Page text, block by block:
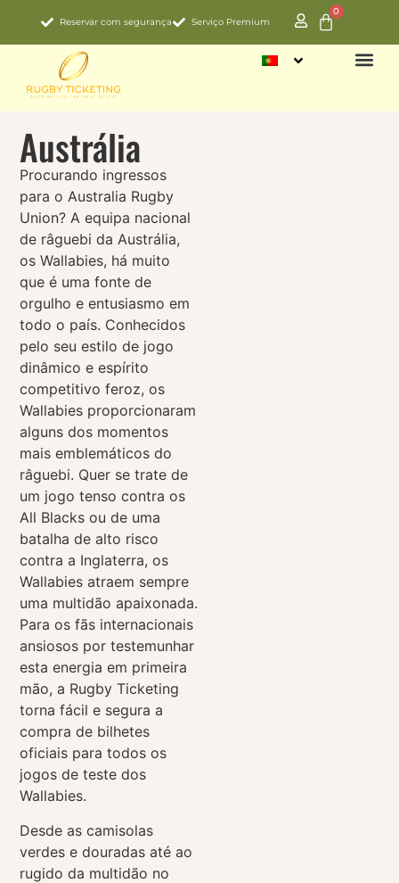
Reservar com segurança Serviço Premium
0
Austrália
Procurando ingressos
para o Australia Rugby
Union? A equipa nacional
de râguebi da Austrália,
os Wallabies, há muito
que é uma fonte de
orgulho e entusiasmo em
todo o país. Conhecidos
pelo seu estilo de jogo
dinâmico e espírito
competitivo feroz, os
Wallabies proporcionaram
alguns dos momentos
mais emblemáticos do
râguebi. Quer se trate de
um jogo tenso contra os
All Blacks ou de uma
batalha de alto risco
contra a Inglaterra, os
Wallabies atraem sempre
uma multidão apaixonada.
Para os fãs internacionais
ansiosos por testemunhar
esta energia em primeira
mão, a Rugby Ticketing
torna fácil e segura a
compra de bilhetes
oficiais para todos os
jogos de teste dos
Wallabies.
Desde as camisolas
verdes e douradas até ao
rugido da multidão no